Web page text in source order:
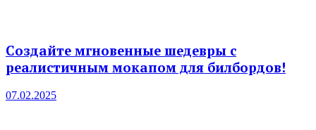
Создайте мгновенные шедевры с
реалистичным мокапом для билбордов!
07.02.2025